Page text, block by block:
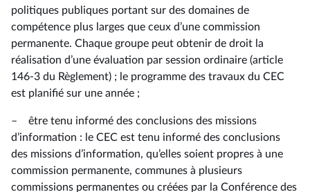
politiques publiques portant sur des domaines de
compétence plus larges que ceux d’une commission
permanente. Chaque groupe peut obtenir de droit la
réalisation d’une évaluation par session ordinaire (article
146-3 du Règlement) ; le programme des travaux du CEC
est planifié sur une année ;
– être tenu informé des conclusions des missions
d’information : le CEC est tenu informé des conclusions
des missions d’information, qu’elles soient propres à une
commission permanente, communes à plusieurs
commissions permanentes ou créées par la Conférence des